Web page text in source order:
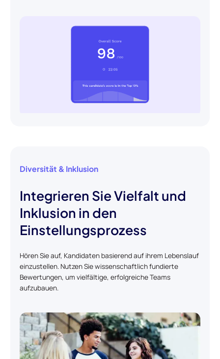
Diversität & Inklusion
Integrieren Sie Vielfalt und
Inklusion in den
Einstellungsprozess
Hören Sie auf, Kandidaten basierend auf ihrem Lebenslauf
einzustellen. Nutzen Sie wissenschaftlich fundierte
Bewertungen, um vielfältige, erfolgreiche Teams
aufzubauen.